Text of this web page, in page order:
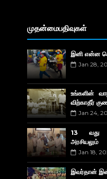
முதன்மைபதிவுகள்
இனி என்ன
Jan 28,
உங்களின்
விற்காதீர்
Jan 24,
13 வது
அரசியலும்
Jan 18,
இவர்தான்